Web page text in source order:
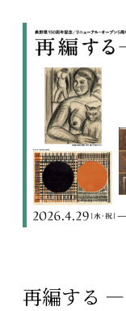
再編する